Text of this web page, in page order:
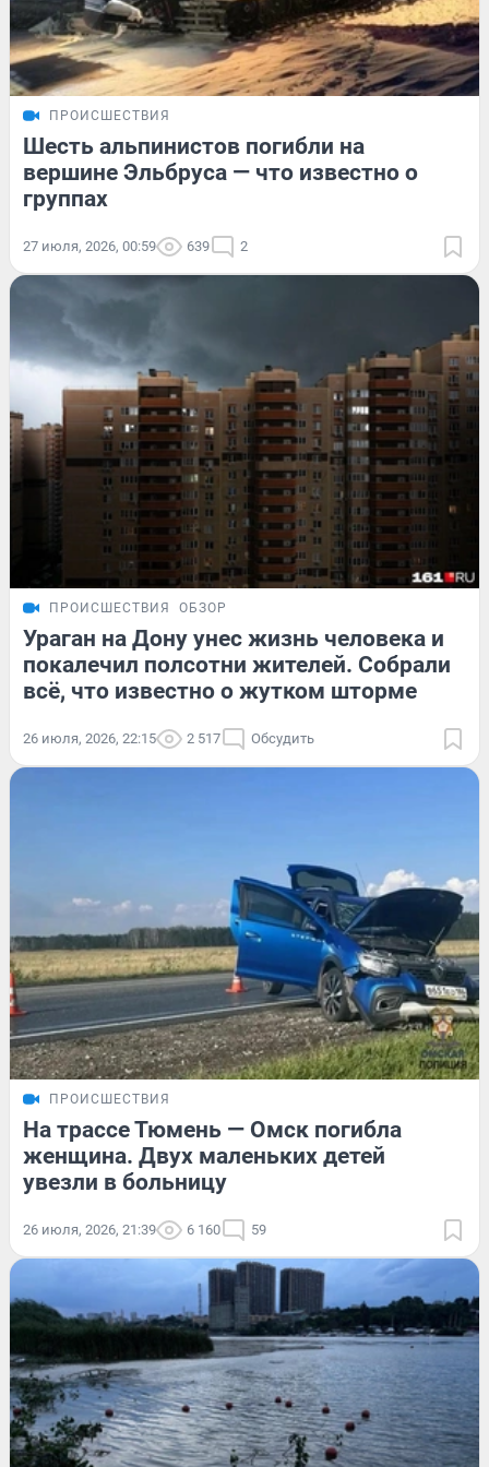
ПРОИСШЕСТВИЯ
Шесть альпинистов погибли на
вершине Эльбруса — что известно о
группах
27 июля, 2026, 00:59 639 2
ПРОИСШЕСТВИЯ ОБЗОР
Ураган на Дону унес жизнь человека и
покалечил полсотни жителей. Собрали
всё, что известно о жутком шторме
26 июля, 2026, 22:15 2 517 Обсудить
ПРОИСШЕСТВИЯ
На трассе Тюмень — Омск погибла
женщина. Двух маленьких детей
увезли в больницу
26 июля, 2026, 21:39 6 160 59